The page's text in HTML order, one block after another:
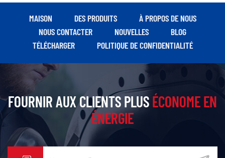
être sélectionné en fonction
de la demande d'air du
peuvent être sélectionnés.
MAISON DES PRODUITS
À PROPOS DE NOUS
NOUS CONTACTER
NOUVELLES
BLOG
TÉLÉCHARGER
POLITIQUE DE CONFIDENTIALITÉ
FOURNIR AUX CLIENTS PLUSÉCONOME EN
ÉNERGIE